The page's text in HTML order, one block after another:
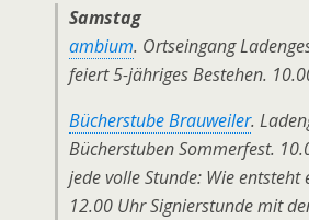
Samstag
ambium. Ortseingang
feiert 5-jähriges Bestehen.
Bücherstube Brauweiler.
Bücherstuben Sommerfest.
jede volle Stunde: Wie entsteht
12.00 Uhr Signierstunde mit